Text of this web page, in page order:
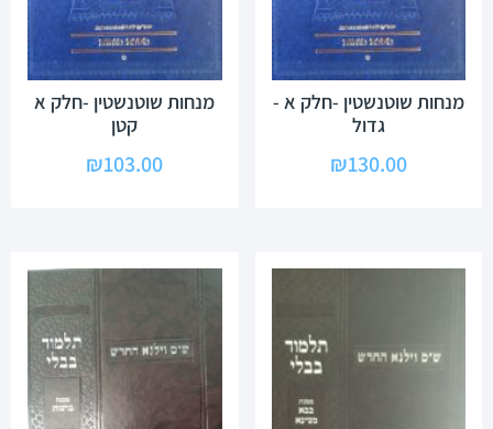
מנחות שוטנשטין -חלק א -
גדול
₪130.00
מנחות שוטנשטין -חלק א
קטן
₪103.00